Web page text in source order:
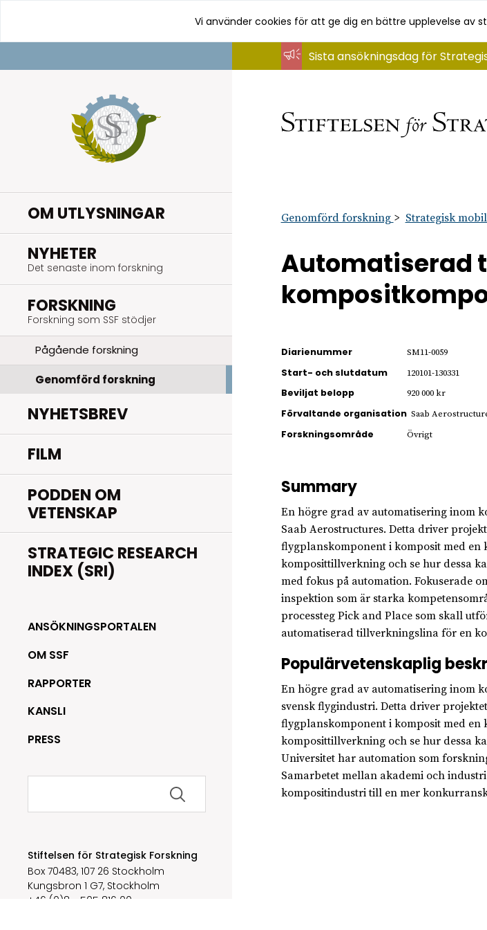
innehåll
Vi använder cookies för att ge dig en bättre upplevelse av
OM UTLYSNINGAR
NYHETER
Det senaste inom forskning
FORSKNING
Forskning som SSF stödjer
Pågående forskning
Genomförd forskning
NYHETSBREV
FILM
PODDEN OM
VETENSKAP
STRATEGIC RESEARCH
INDEX (SRI)
ANSÖKNINGSPORTALEN
OM SSF
RAPPORTER
KANSLI
PRESS
Sök
Stiftelsen för Strategisk Forskning
Box 70483, 107 26 Stockholm
Kungsbron 1 G7, Stockholm
+46 (0)8 - 505 816 00
Sista ansökningsdag för
Genomförd forskning Strategisk
Automatiserad
Diarienummer SM11-0059
Start- och slutdatum 120101-130331
Beviljat belopp 920 000 kr
Förvaltande organisation Saab
Forskningsområde Övrigt
Summary
En högre grad av automatisering inom
Saab Aerostructures. Detta driver
flygplanskomponent i komposit med en
komposittillverkning och se hur dessa
med fokus på automation. Fokuserade
inspektion som är starka
processteg Pick and Place som skall
automatiserad tillverkningslina för en
Populärvetenskaplig
En högre grad av automatisering inom
svensk flygindustri. Detta driver
flygplanskomponent i komposit med en
komposittillverkning och se hur dessa
Universitet har automation som
Samarbetet mellan akademi och
kompositindustri till en mer